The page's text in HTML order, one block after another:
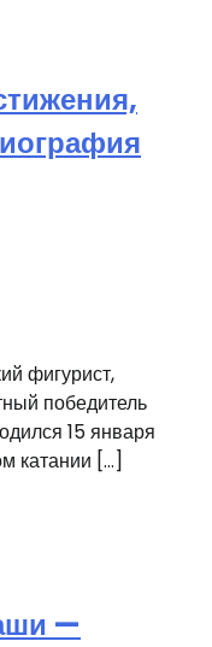
фигурист,
победитель
15 января
катании […]
—